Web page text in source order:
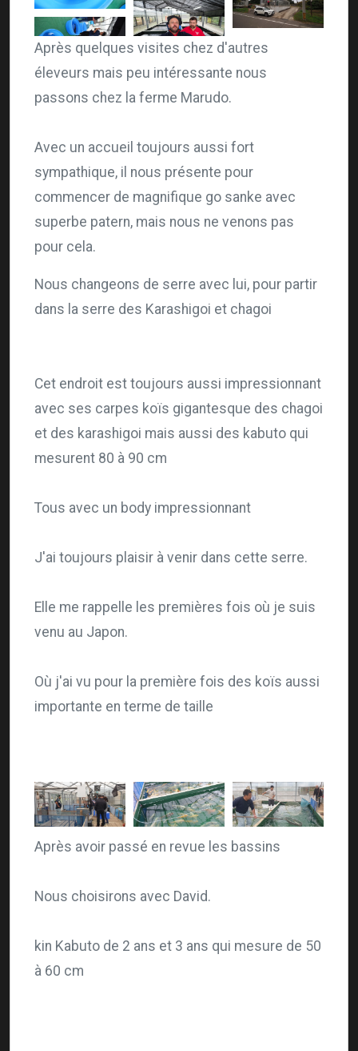
Après quelques visites chez d'autres
éleveurs mais peu intéressante nous
passons chez la ferme Marudo.
Avec un accueil toujours aussi fort
sympathique, il nous présente pour
commencer de magnifique go sanke avec
superbe patern, mais nous ne venons pas
pour cela.
Nous changeons de serre avec lui, pour partir
dans la serre des Karashigoi et chagoi
Cet endroit est toujours aussi impressionnant
avec ses carpes koïs gigantesque des chagoi
et des karashigoi mais aussi des kabuto qui
mesurent 80 à 90 cm
Tous avec un body impressionnant
J'ai toujours plaisir à venir dans cette serre.
Elle me rappelle les premières fois où je suis
venu au Japon.
Où j'ai vu pour la première fois des koïs aussi
importante en terme de taille
Après avoir passé en revue les bassins
Nous choisirons avec David.
kin Kabuto de 2 ans et 3 ans qui mesure de 50
à 60 cm